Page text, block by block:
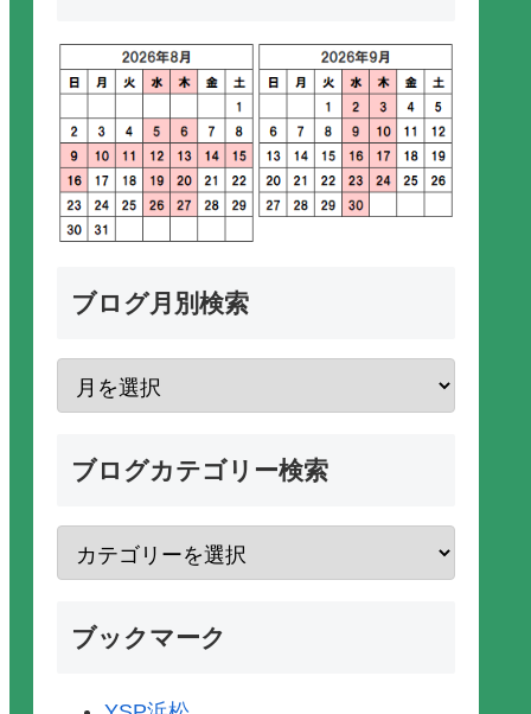
ブログ月別検索
ブログカテゴリー検索
ブックマーク